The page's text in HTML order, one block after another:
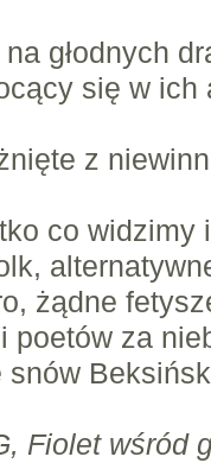
głodnych
się w
z
co widzimy
żądne
za
snów
Fiolet wśród